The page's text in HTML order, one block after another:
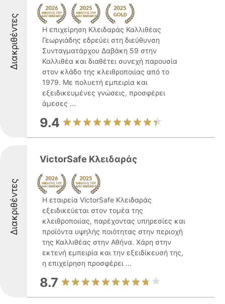
Διακριθέντες
Η επιχείρηση Κλειδαράς Καλλιθέας
Γεωργιάδης εδρεύει στη διεύθυνση
Συνταγματάρχου Δαβάκη 59 στην
Καλλιθέα και διαθέτει συνεχή παρουσία
στον κλάδο της κλειθροποιίας από το
1979. Με πολυετή εμπειρία και
εξειδικευμένες γνώσεις, προσφέρει
άμεσες ...
9.4
Διακριθέντες
VictorSafe Κλειδαράς
Η εταιρεία VictorSafe Κλειδαράς
εξειδικεύεται στον τομέα της
κλειθροποιίας, παρέχοντας υπηρεσίες και
προϊόντα υψηλής ποιότητας στην περιοχή
της Καλλιθέας στην Αθήνα. Χάρη στην
εκτενή εμπειρία και την εξειδίκευσή της,
η επιχείρηση προσφέρει ...
8.7